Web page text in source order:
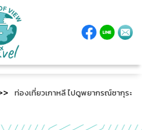
ท่องเที่ยวเกาหลี ไปดูพยากรณ์ซากุระ